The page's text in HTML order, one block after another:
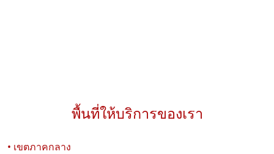
พื้นที่ให้บริการของเรา
• เขตภาคกลาง